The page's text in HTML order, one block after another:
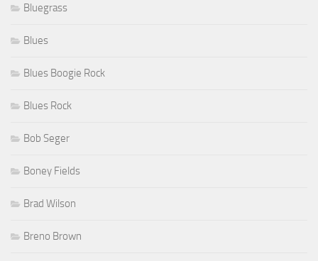
Bluegrass
Blues
Blues Boogie Rock
Blues Rock
Bob Seger
Boney Fields
Brad Wilson
Breno Brown